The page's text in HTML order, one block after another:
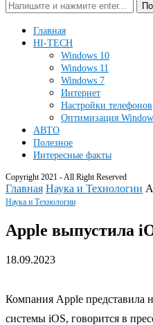
Главная
HI-TECH
Windows 10
Windows 11
Windows 7
Интернет
Настройки телефонов
Оптимизация
АВТО
Полезное
Интересные факты
Copyright 2021 - All Right Reserved
Главная Наука и Технологии
Наука и Технологии
Apple выпустила
18.09.2023
Компания Apple представила
системы iOS, говорится в